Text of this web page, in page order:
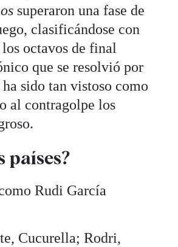
superaron una fase de
clasificándose con
octavos de final
que se resolvió por
sido tan vistoso como
al contragolpe los
países?
Rudi García
Cucurella; Rodri,